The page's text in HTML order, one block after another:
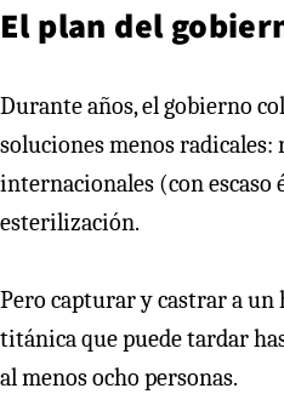
El plan del
Durante años, el gobierno
soluciones menos radicales:
internacionales (con escaso
esterilización.
Pero capturar y castrar a un
titánica que puede tardar
al menos ocho personas.